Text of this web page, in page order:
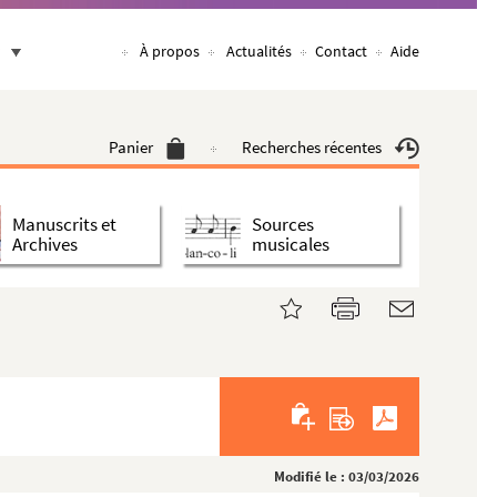
À propos Actualités Contact Aide
Panier Recherches récentes
Manuscrits et
Archives
Sources
musicales
Modifié le : 03/03/2026